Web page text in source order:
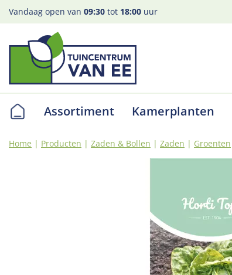
Ga
naar
Home Producten Zaden & Bollen Zaden Groenten
Vandaag open van 09:30 tot 18:00 uur
Assortiment Kamerplanten